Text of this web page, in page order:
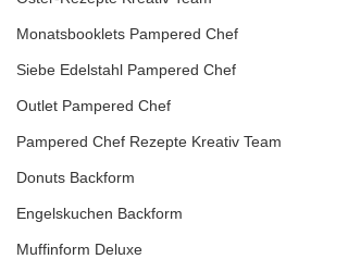
Monatsbooklets Pampered Chef
Siebe Edelstahl Pampered Chef
Outlet Pampered Chef
Pampered Chef Rezepte Kreativ Team
Donuts Backform
Engelskuchen Backform
Muffinform Deluxe